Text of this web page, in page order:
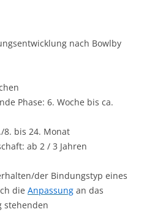
nach Bowlby
Phase: 6. Woche bis ca.
8. bis 24. Monat
ab 2 / 3 Jahren
der Bindungstyp eines
die Anpassung an das
stehenden